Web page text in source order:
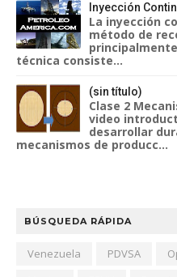
Inyección
La inyección
método de
técnica consiste...
(sin título)
Clase 2
video
desarrollar
mecanismos de producc...
BÚSQUEDA RÁPIDA
Venezuela PDVSA